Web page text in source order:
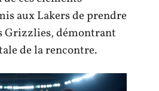
aux Lakers de prendre
Grizzlies, démontrant
de la rencontre.